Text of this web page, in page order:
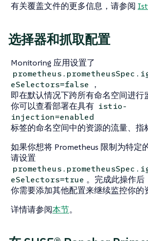
有关覆盖文件的更多信息，请参阅
选择器和抓取配置
Monitoring 应用设置了
eSelectors=false
，
即在默认情况下跨所有命名空间进行
你可以查看部署在具有 istio-
injection=enabled
标签的命名空间中的资源的流量、指
如果你想将 Prometheus 限制为特定
请设置
eSelectors=true 。完成此操作后
你需要添加其他配置来继续监控你的
详情请参阅本节。